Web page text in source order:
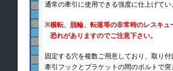
通常の牽引に使用できる強度に仕上げてい
※横転、脱輪、転落等の非常時のレスキ
恐れがありますのでご注意下さい。
固定する穴を複数ご用意しており、取り
牽引フックとブラケットの間のボルトで